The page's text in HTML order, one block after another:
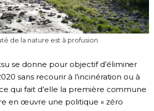
de la nature est à profusion.
se donne pour objectif d’éliminer
sans recourir à l’incinération ou à
qui fait d’elle la première commune
en œuvre une politique « zéro